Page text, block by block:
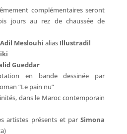
complémentaires seront
jours au rez de chaussée de
Adil Meslouhi alias Illustradil
Gueddar
en bande dessinée par
“Le pain nu”
dans le Maroc contemporain
artistes présents et parSimona